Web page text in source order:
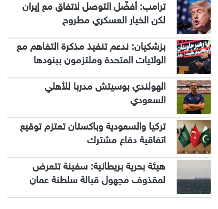
ترامب: أفضّل التوصل لاتفاق مع إيران
لكن الخيار العسكري مطروح
بزشكيان: ندعم تنفيذ مذكرة التفاهم مع
الولايات المتحدة وملتزمون ببنودها
الهولندي بوسيتش مدربا للأهلي
السعودي
تركيا والسعودية وباكستان تعتزم توقيع
اتفاقية دفاع مشترك
هيئة بحرية بريطانية: سفينة تتعرض
لمقذوف مجهول قبالة سلطنة عمان